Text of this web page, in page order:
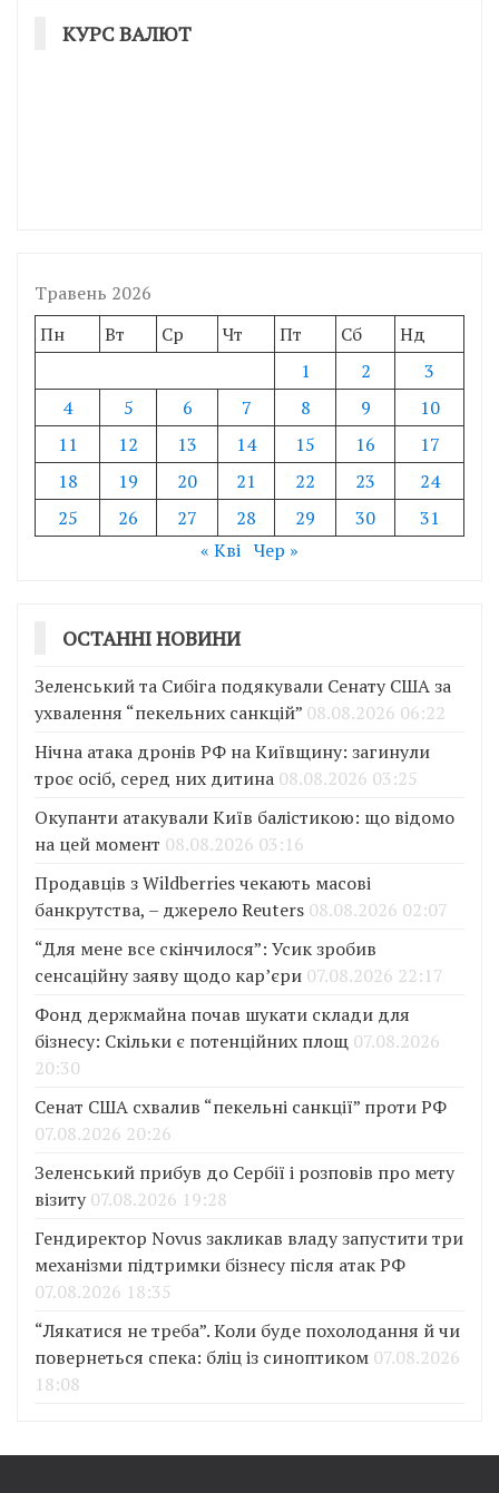
КУРС ВАЛЮТ
Травень 2026
Пн
Вт Ср Чт Пт Сб
Нд
1
2
3
4
5 6 7 8 9
10
11
12 13 14 15 16
17
18
19 20 21 22 23
24
25
26 27 28 29 30
31
« Кві Чер »
ОСТАННІ НОВИНИ
Зеленський та Сибіга подякували Сенату США за
ухвалення “пекельних санкцій” 08.08.2026 06:22
Нічна атака дронів РФ на Київщину: загинули
троє осіб, серед них дитина 08.08.2026 03:25
Окупанти атакували Київ балістикою: що відомо
на цей момент 08.08.2026 03:16
Продавців з Wildberries чекають масові
банкрутства, – джерело Reuters 08.08.2026 02:07
“Для мене все скінчилося”: Усик зробив
сенсаційну заяву щодо кар’єри 07.08.2026 22:17
Фонд держмайна почав шукати склади для
бізнесу: Скільки є потенційних площ 07.08.2026
20:30
Сенат США схвалив “пекельні санкції” проти РФ
07.08.2026 20:26
Зеленський прибув до Сербії і розповів про мету
візиту 07.08.2026 19:28
Гендиректор Novus закликав владу запустити три
механізми підтримки бізнесу після атак РФ
07.08.2026 18:35
“Лякатися не треба”. Коли буде похолодання й чи
повернеться спека: бліц із синоптиком 07.08.2026
18:08